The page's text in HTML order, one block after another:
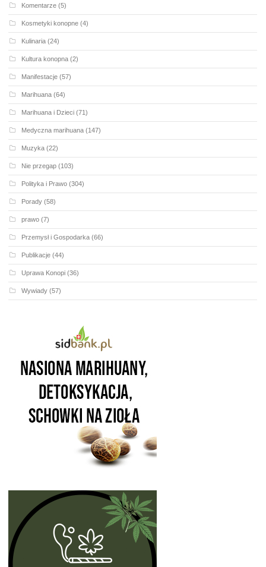
Komentarze (5)
Kosmetyki konopne (4)
Kulinaria (24)
Kultura konopna (2)
Manifestacje (57)
Marihuana (64)
Marihuana i Dzieci (71)
Medyczna marihuana (147)
Muzyka (22)
Nie przegap (103)
Polityka i Prawo (304)
Porady (58)
prawo (7)
Przemysł i Gospodarka (66)
Publikacje (44)
Uprawa Konopi (36)
Wywiady (57)